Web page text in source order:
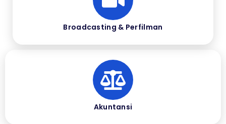
Broadcasting & Perfilman
Akuntansi